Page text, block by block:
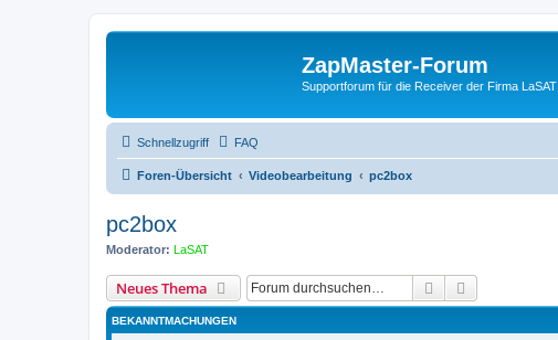
ZapMaster-Forum
Supportforum für die Receiver der Firma LaSAT
Schnellzugriff FAQ
Foren-Übersicht Videobearbeitung pc2box
pc2box
Moderator: LaSAT
Neues Thema Suche
BEKANNTMACHUNGEN